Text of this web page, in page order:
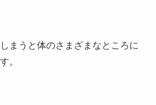
まうと体のさまざまなところに
。